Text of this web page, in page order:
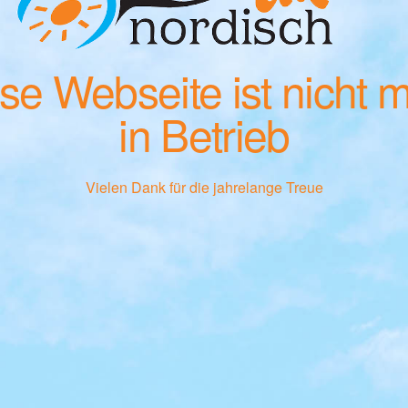
Webseite ist nicht
in Betrieb
Vielen Dank für die jahrelange Treue